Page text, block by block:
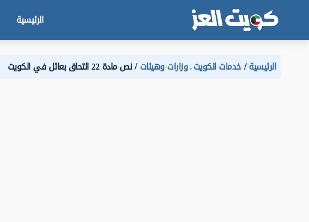
الرئيسية
الرئيسية خدمات الكويت،وزارات وهيئات نص مادة 22 التحاق بعائل في الكويت